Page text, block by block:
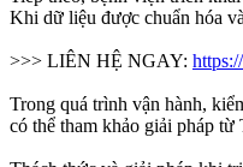
Khi dữ liệu được chuẩn hóa
>>> LIÊN HỆ NGAY:
Trong quá trình vận hành,
có thể tham khảo giải pháp từ